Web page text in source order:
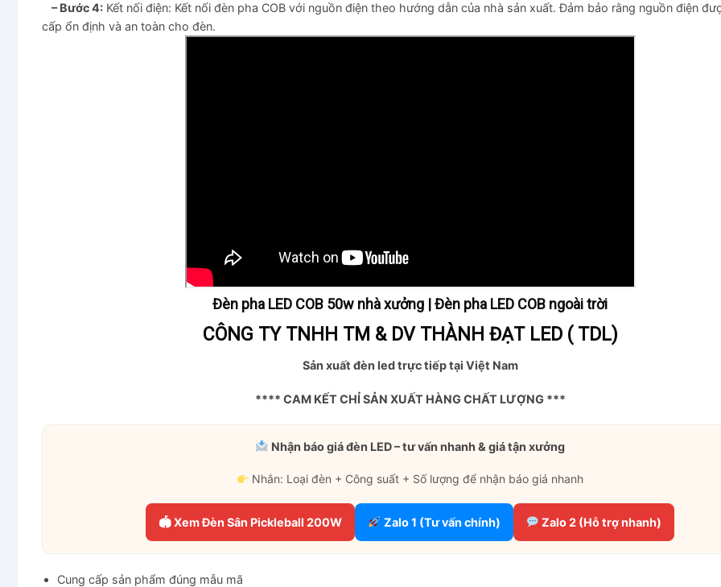
– Bước 4: Kết nối điện: Kết nối đèn pha COB với nguồn điện theo hướng dẫn của nhà sản xuất. Đảm bảo rằng nguồn điện
cấp ổn định và an toàn cho đèn.
Đèn pha LED COB 50w nhà xưởng | Đèn pha LED COB ngoài trời
CÔNG TY TNHH TM & DV THÀNH ĐẠT LED ( TDL)
Sản xuất đèn led trực tiếp tại Việt Nam
**** CAM KẾT CHỈ SẢN XUẤT HÀNG CHẤT LƯỢNG ***
Nhận báo giá đèn LED – tư vấn nhanh & giá tận xưởng
Nhắn: Loại đèn + Công suất + Số lượng để nhận báo giá nhanh
🏟 Xem Đèn Sân Pickleball 200W Zalo 1 (Tư vấn chính) Zalo 2 (Hỗ trợ nhanh)
Cung cấp sản phẩm đúng mẫu mã